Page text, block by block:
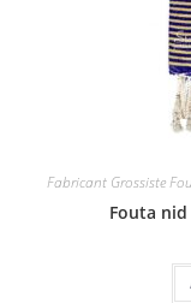
Fabricant Grossiste
Fouta